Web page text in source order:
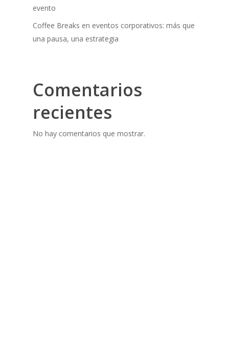
evento
Coffee Breaks en eventos corporativos: más que
una pausa, una estrategia
Comentarios
recientes
No hay comentarios que mostrar.